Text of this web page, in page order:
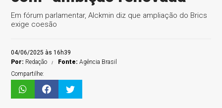
Em fórum parlamentar, Alckmin diz que ampliação do Brics
exige coesão
04/06/2025 às 16h39
Por: Redação Fonte:Agência Brasil
Compartilhe: